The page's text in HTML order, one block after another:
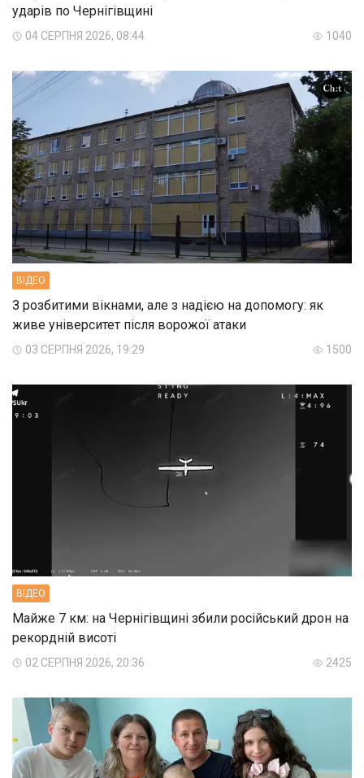
ударів по Чернігівщині
04 СЕРПНЯ 2026, 08:44 1040
ВIДЕО
З розбитими вікнами, але з надією на допомогу: як
живе університет після ворожої атаки
03 СЕРПНЯ 2026, 19:29 1500
ВIДЕО
Майже 7 км: на Чернігівщині збили російський дрон на
рекордній висоті
02 СЕРПНЯ 2026, 20:36 2425